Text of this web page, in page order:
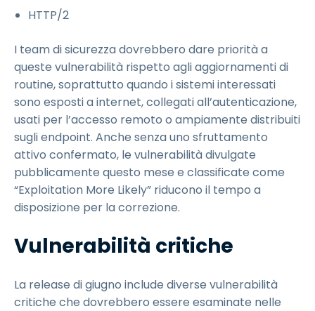
HTTP/2
I team di sicurezza dovrebbero dare priorità a
queste vulnerabilità rispetto agli aggiornamenti di
routine, soprattutto quando i sistemi interessati
sono esposti a internet, collegati all’autenticazione,
usati per l’accesso remoto o ampiamente distribuiti
sugli endpoint. Anche senza uno sfruttamento
attivo confermato, le vulnerabilità divulgate
pubblicamente questo mese e classificate come
“Exploitation More Likely” riducono il tempo a
disposizione per la correzione.
Vulnerabilità critiche
La release di giugno include diverse vulnerabilità
critiche che dovrebbero essere esaminate nelle